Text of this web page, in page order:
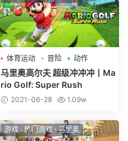
体育运动 冒险 动作
马里奥高尔夫 超级冲冲冲丨Ma
rio Golf: Super Rush
2021-06-28 1.09w
游戏· 热门游戏 ·马里奥